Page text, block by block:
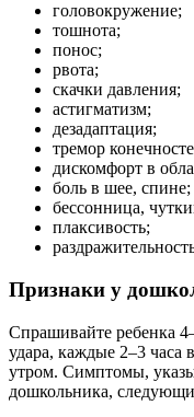
головокружение;
тошнота;
понос;
рвота;
скачки давления;
астигматизм;
дезадаптация;
тремор
дискомфорт в
боль в шее, спине;
бессонница,
плаксивость;
Признаки у
Спрашивайте ребенка
удара, каждые 2–3 часа
утром. Симптомы,
дошкольника,